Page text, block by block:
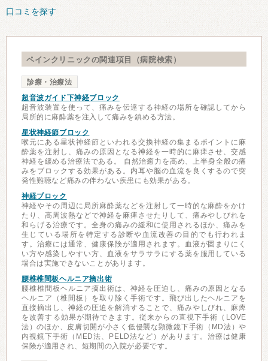
口コミを探す
ペインクリニックの関連項目（病院検索）
診療・治療法
超音波ガイド下神経ブロック
超音波装置を使って、痛みを伝達する神経の場所を確認してから
局所的に麻酔薬を注入して痛みを鎮める方法。
星状神経節ブロック
喉元にある星状神経節といわれる交換神経の集まるポイントに麻
酔薬を注射し、痛みの原因となる神経を一時的に麻痺させ、交感
神経を緩める治療法である。 自然治癒力を高め、上半身全般の痛
みをブロックする効果がある。内耳や脳の血流を良くするので突
発性難聴など痛みの伴わない疾患にも効果がある。
神経ブロック
神経やその周辺に局所麻酔薬などを注射して一時的な麻酔をかけ
たり、高周波熱などで神経を麻痺させたりして、痛みやしびれを
和らげる治療です。全身の痛みの緩和に使用されるほか、痛みを
生じている場所を特定する診断や血流改善の目的でも行われま
す。治療には通常、健康保険が適用されます。血液が固まりにく
い方や感染しやすい方、血液をサラサラにする薬を服用している
場合は実施できないことがあります。
腰椎椎間板ヘルニア摘出術
腰椎椎間板ヘルニア摘出術は、神経を圧迫し、痛みの原因となる
ヘルニア（椎間板）を取り除く手術です。飛び出したヘルニアを
直接摘出し、神経の圧迫を解消することで、痛みやしびれ、麻痺
を改善する効果が期待できます。従来からの直視下手術（LOVE
法）のほか、皮膚切開が小さく低侵襲な顕微鏡下手術（MD法）や
内視鏡下手術（MED法、PELD法など）があります。治療は健康
保険が適用され、短期間の入院が必要です。